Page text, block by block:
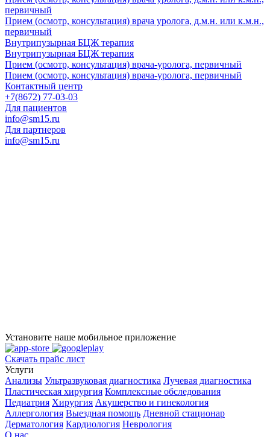
первичный
Прием (осмотр, консультация) врача уролога, д.м.н. или к.м.н.,
первичный
Внутрипузырная БЦЖ терапия
Внутрипузырная БЦЖ терапия
Прием (осмотр, консультация) врача-уролога, первичный
Прием (осмотр, консультация) врача-уролога, первичный
Контактный центр
+7(8672) 77-03-03
Для пациентов
info@sm15.ru
Для партнеров
info@sm15.ru
Установите наше мобильное приложение
Скачать прайс лист
Услуги
Анализы Ультразвуковая диагностика Лучевая диагностика
Пластическая хирургия Комплексные обследования
Педиатрия Хирургия Акушерство и гинекология
Аллергология Выездная помощь Дневной стационар
Дерматология Кардиология Неврология
О нас